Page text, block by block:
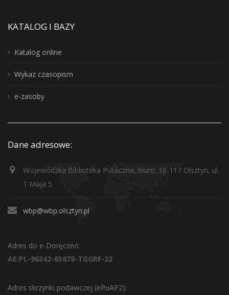
KATALOG I BAZY
Katalog online
Wykaz czasopism
e-zasoby
Dane adresowe:
Wojewódzka Biblioteka Publiczna, biuro: 10-117 Olsztyn, ul.
1 Maja 5
wbp@wbp.olsztyn.pl
Adres do e-Doręczeń:
AE:PL-96342-65878-TGGRF-22
Adres skrzynki podawczej (ePuAP2):